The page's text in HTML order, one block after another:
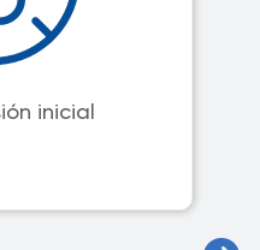
inicial